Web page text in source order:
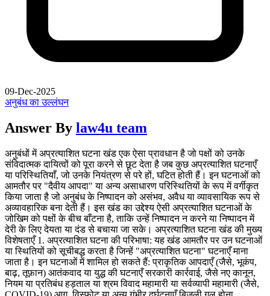
09-Dec-2025
अनुबंध का उल्लंघन
Answer By law4u team
अनुबंधों में अप्रत्याशित घटना खंड एक ऐसा प्रावधान है जो पक्षों को उनके
संविदात्मक दायित्वों को पूरा करने से छूट देता है जब कुछ अप्रत्याशित घटनाएँ
या परिस्थितियाँ, जो उनके नियंत्रण से परे हों, घटित होती हैं। इन घटनाओं को
आमतौर पर "दैवीय आपदा" या अन्य असाधारण परिस्थितियों के रूप में वर्गीकृत
किया जाता है जो अनुबंध के निष्पादन को असंभव, अवैध या व्यावसायिक रूप से
अव्यावहारिक बना देती हैं। इस खंड का उद्देश्य ऐसी अप्रत्याशित घटनाओं के
जोखिम को पक्षों के बीच बाँटना है, ताकि उन्हें निष्पादन न करने या निष्पादन में
देरी के लिए देयता या दंड से बचाया जा सके। अप्रत्याशित घटना खंड की मुख्य
विशेषताएँ 1. अप्रत्याशित घटना की परिभाषा: यह खंड आमतौर पर उन घटनाओं
या स्थितियों को सूचीबद्ध करता है जिन्हें "अप्रत्याशित घटना" घटनाएँ माना
जाता है। इन घटनाओं में शामिल हो सकते हैं: प्राकृतिक आपदाएँ (जैसे, भूकंप,
बाढ़, तूफ़ान) आतंकवाद या युद्ध की घटनाएँ सरकारी कार्रवाई, जैसे नए कानून,
नियम या प्रतिबंध हड़ताल या श्रम विवाद महामारी या सर्वव्यापी महामारी (जैसे,